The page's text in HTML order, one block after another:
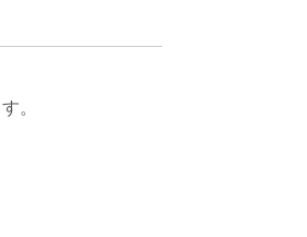
。